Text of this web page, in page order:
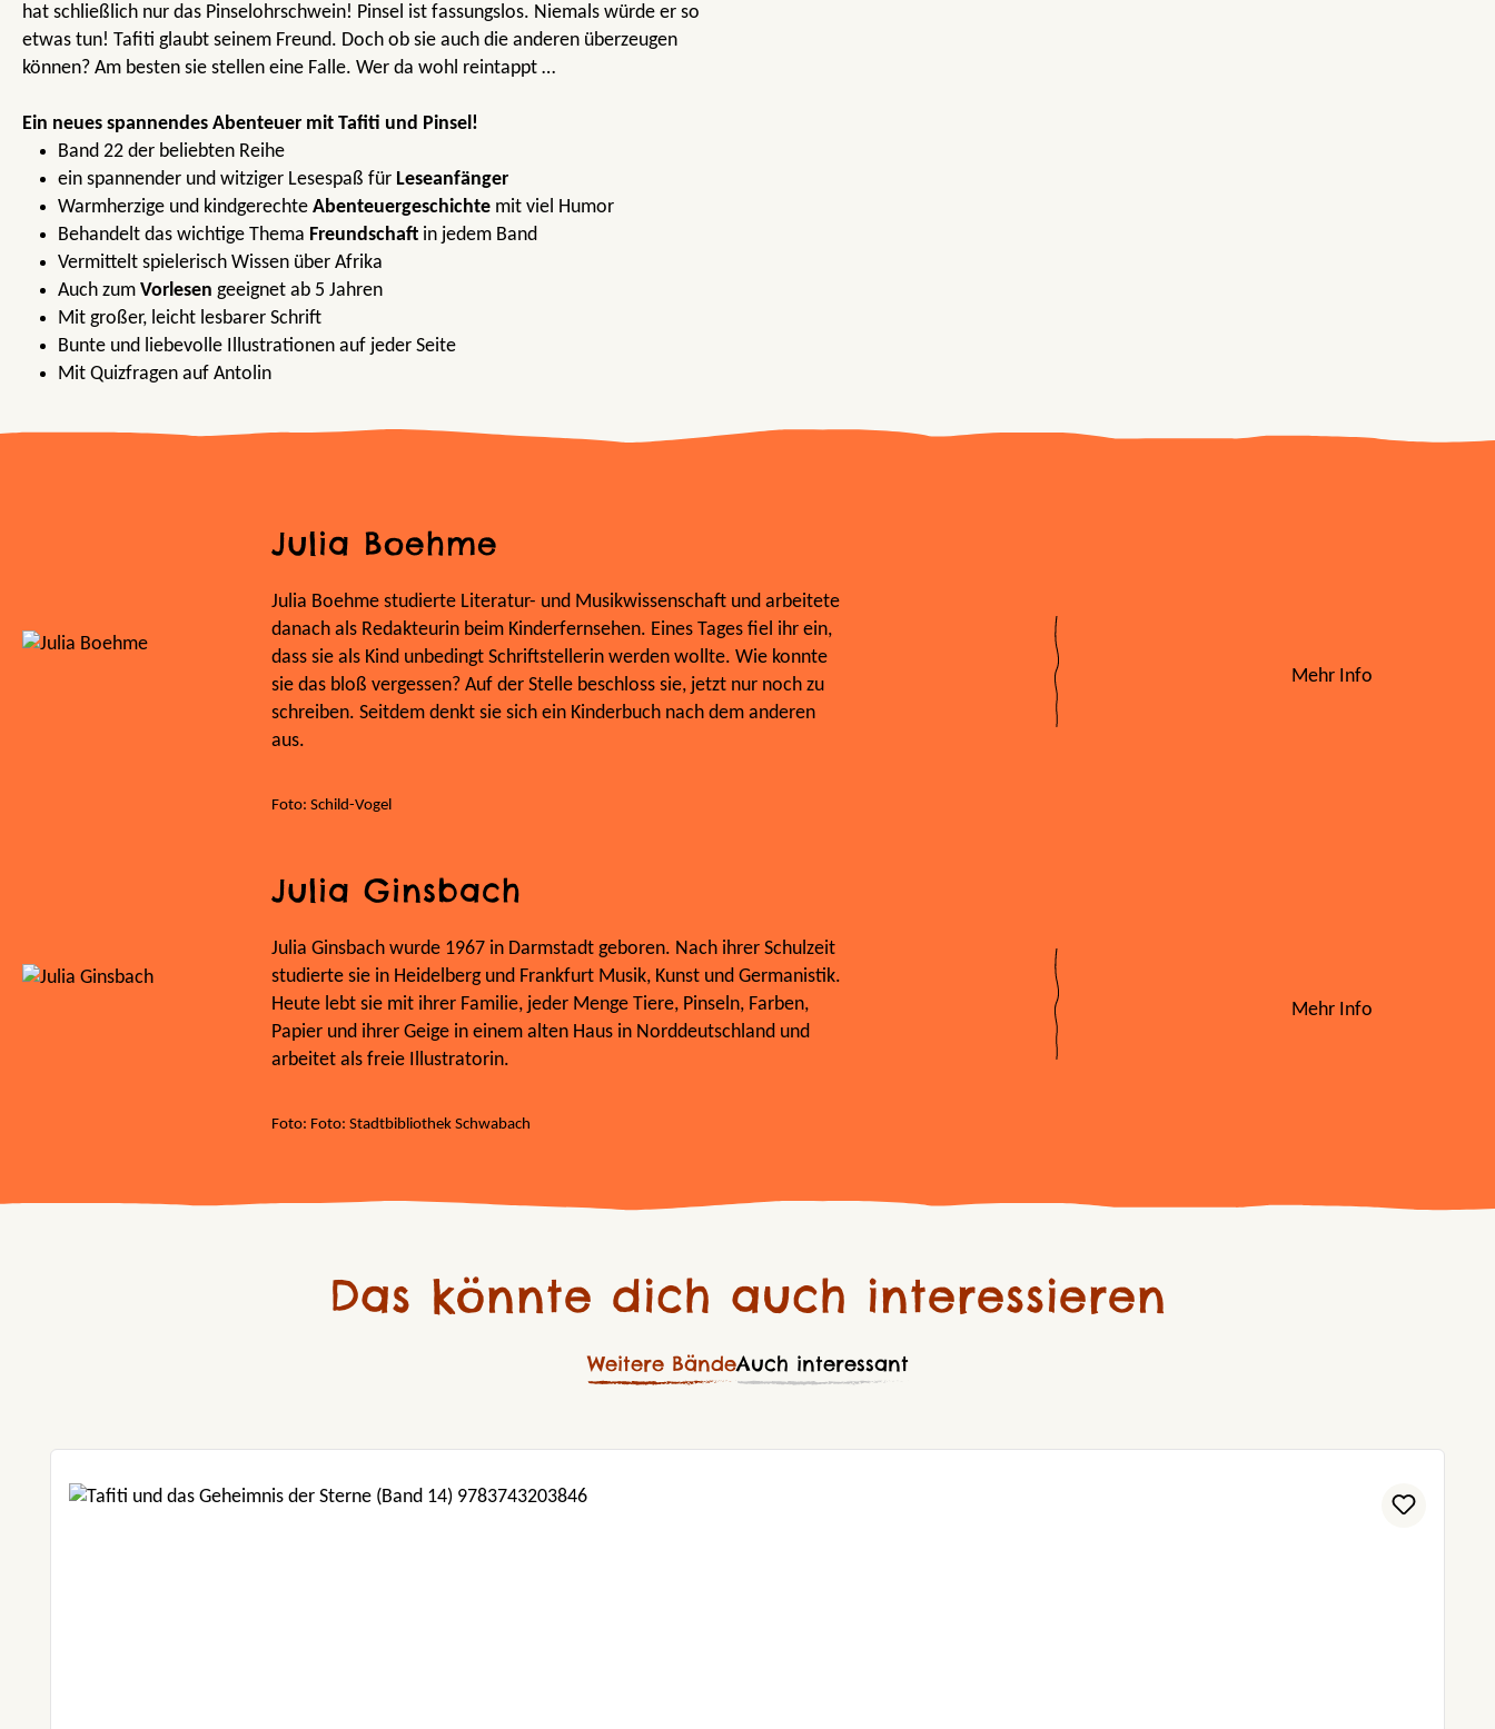
hat schließlich nur das Pinselohrschwein! Pinsel ist fassungslos. Niemals würde er so
etwas tun! Tafiti glaubt seinem Freund. Doch ob sie auch die anderen überzeugen
können? Am besten sie stellen eine Falle. Wer da wohl reintappt …
Ein neues spannendes Abenteuer mit Tafiti und Pinsel!
Band 22 der beliebten Reihe
ein spannender und witziger Lesespaß für Leseanfänger
Warmherzige und kindgerechte Abenteuergeschichte mit viel Humor
Behandelt das wichtige Thema Freundschaft in jedem Band
Vermittelt spielerisch Wissen über Afrika
Auch zum Vorlesen geeignet ab 5 Jahren
Mit großer, leicht lesbarer Schrift
Bunte und liebevolle Illustrationen auf jeder Seite
Mit Quizfragen auf Antolin
Julia Boehme
Julia Boehme studierte Literatur- und Musikwissenschaft und arbeitete
danach als Redakteurin beim Kinderfernsehen. Eines Tages fiel ihr ein,
dass sie als Kind unbedingt Schriftstellerin werden wollte. Wie konnte
sie das bloß vergessen? Auf der Stelle beschloss sie, jetzt nur noch zu
schreiben. Seitdem denkt sie sich ein Kinderbuch nach dem anderen
aus.
Foto: Schild-Vogel
Mehr Info
Julia Ginsbach
Julia Ginsbach wurde 1967 in Darmstadt geboren. Nach ihrer Schulzeit
studierte sie in Heidelberg und Frankfurt Musik, Kunst und Germanistik.
Heute lebt sie mit ihrer Familie, jeder Menge Tiere, Pinseln, Farben,
Papier und ihrer Geige in einem alten Haus in Norddeutschland und
arbeitet als freie Illustratorin.
Foto: Foto: Stadtbibliothek Schwabach
Mehr Info
Das könnte dich auch interessieren
Weitere BändeAuch interessant